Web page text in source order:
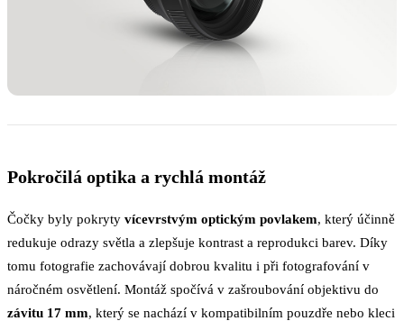
Pokročilá optika a rychlá montáž
Čočky byly pokryty vícevrstvým optickým povlakem, který účinně
redukuje odrazy světla a zlepšuje kontrast a reprodukci barev. Díky
tomu fotografie zachovávají dobrou kvalitu i při fotografování v
náročném osvětlení. Montáž spočívá v zašroubování objektivu do
závitu 17 mm, který se nachází v kompatibilním pouzdře nebo kleci